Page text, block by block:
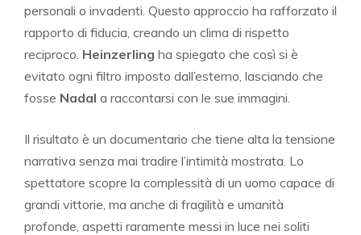
personali o invadenti. Questo approccio ha rafforzato il
rapporto di fiducia, creando un clima di rispetto
reciproco. Heinzerling ha spiegato che così si è
evitato ogni filtro imposto dall’esterno, lasciando che
fosse Nadal a raccontarsi con le sue immagini.
Il risultato è un documentario che tiene alta la tensione
narrativa senza mai tradire l’intimità mostrata. Lo
spettatore scopre la complessità di un uomo capace di
grandi vittorie, ma anche di fragilità e umanità
profonde, aspetti raramente messi in luce nei soliti